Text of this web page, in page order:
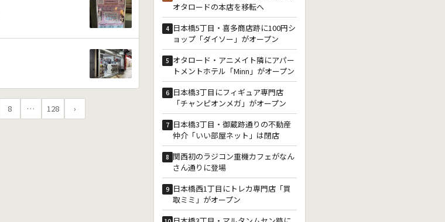
8 … 128 ›
オタロードの本店を移転へ
4 日本橋5丁目・喜多商店跡に100円シ
ョップ「ダイソー」がオープン
5 オタロード・アニメイト隣にアパー
トメントホテル「Minn」がオープン
6 日本橋3丁目にフィギュア専門店
「チャンピオンメガ」がオープン
7 日本橋3丁目・御蔵跡通りの不動産
仲介「いい部屋ネット」は閉店
8 関西初のラジコン重機カフェがなん
さん通りに登場
9 日本橋西1丁目にトレカ専門店「買
取ミミ」がオープン